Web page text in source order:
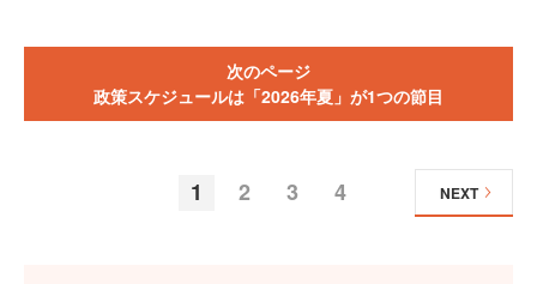
次のページ
政策スケジュールは「2026年夏」が1つの節目
1 2 3 4 NEXT